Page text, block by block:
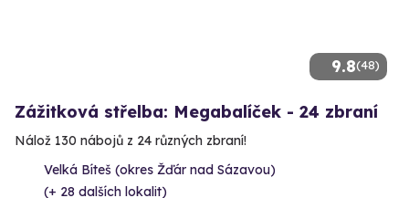
9.8(48)
Zážitková střelba: Megabalíček - 24 zbraní
Nálož 130 nábojů z 24 různých zbraní!
Velká Bíteš (okres Žďár nad Sázavou)
(+ 28 dalších lokalit)